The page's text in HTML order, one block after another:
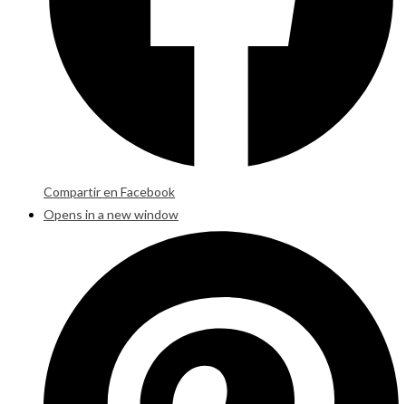
Compartir en Facebook
Opens in a new window